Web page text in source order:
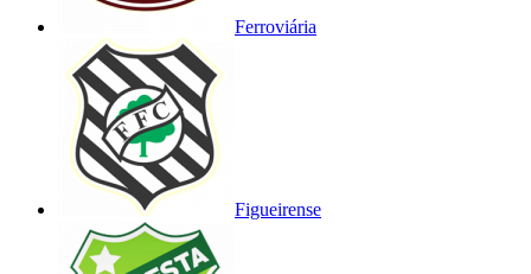
Ferroviária
Figueirense